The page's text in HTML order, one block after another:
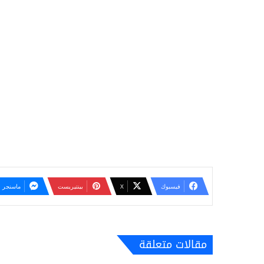
فيسبوك ‫X بينتيريست ماسنجر
مقالات متعلقة